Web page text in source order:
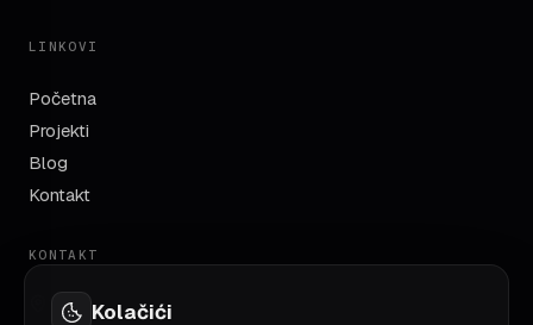
LINKOVI
Početna
Projekti
Blog
Kontakt
KONTAKT
TC Robot, Azize Šaćirbegović bb
Kolačići